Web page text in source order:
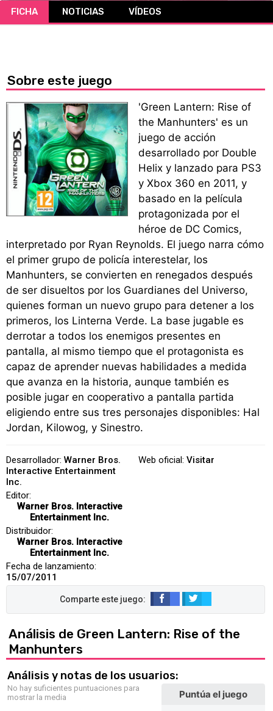
FICHA NOTICIAS VÍDEOS
Sobre este juego
'Green Lantern: Rise of
the Manhunters' es un
juego de acción
desarrollado por Double
Helix y lanzado para PS3
y Xbox 360 en 2011, y
basado en la película
protagonizada por el
héroe de DC Comics,
interpretado por Ryan Reynolds. El juego narra cómo
el primer grupo de policía interestelar, los
Manhunters, se convierten en renegados después
de ser disueltos por los Guardianes del Universo,
quienes forman un nuevo grupo para detener a los
primeros, los Linterna Verde. La base jugable es
derrotar a todos los enemigos presentes en
pantalla, al mismo tiempo que el protagonista es
capaz de aprender nuevas habilidades a medida
que avanza en la historia, aunque también es
posible jugar en cooperativo a pantalla partida
eligiendo entre sus tres personajes disponibles: Hal
Jordan, Kilowog, y Sinestro.
Desarrollador: Warner Bros.
Interactive Entertainment
Inc.
Editor:
Warner Bros. Interactive
Entertainment Inc.
Distribuidor:
Warner Bros. Interactive
Entertainment Inc.
Fecha de lanzamiento:
15/07/2011
Web oficial: Visitar
Análisis de Green Lantern: Rise of the
Manhunters
Análisis y notas de los usuarios:
No hay suficientes puntuaciones para
mostrar la media
Puntúa el juego